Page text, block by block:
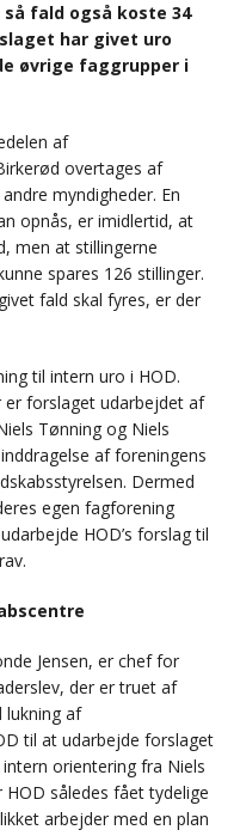
fald også koste 34
har givet uro
øvrige faggrupper i
af
overtages af
myndigheder. En
opnås, er imidlertid, at
men at stillingerne
spares 126 stillinger.
fald skal fyres, er der
til intern uro i HOD.
er forslaget udarbejdet af
Tønning og Niels
af foreningens
Dermed
egen fagforening
HOD’s forslag til
Jensen, er chef for
der er truet af
lukning af
til at udarbejde forslaget
orientering fra Niels
således fået tydelige
arbejder med en plan